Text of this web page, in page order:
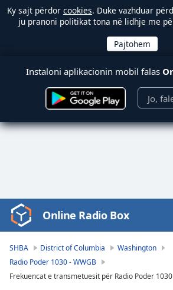
Ky sajt përdor cookies. Duke vazhduar
ju pranoni politikat tona në lidhje me
Instaloni aplikacionin mobil falas
Jo,
Video
Player
loading.
Play
Video
Online Radio Box
SHBA District of Columbia
Washington
Radio Poder 1030 - WWGB
Frekuencat e transmetuesit për Radio Poder 1030